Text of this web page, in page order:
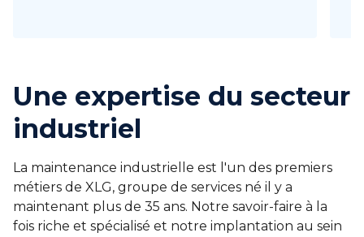
Une expertise du secteur
industriel
La maintenance industrielle est l'un des premiers
métiers de XLG, groupe de services né il y a
maintenant plus de 35 ans. Notre savoir-faire à la
fois riche et spécialisé et notre implantation au sein